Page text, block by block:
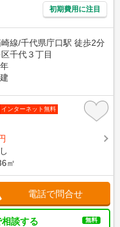
初期費用に注目
線/千代県庁口駅 徒歩2分
千代３丁目
インターネット無料
㎡
電話で問合せ
談する 無料